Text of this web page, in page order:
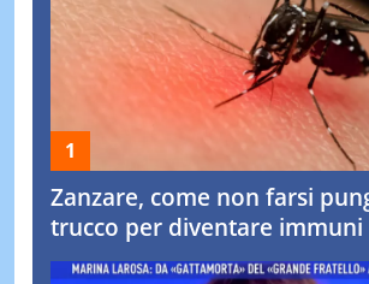
Zanzare, come non farsi
trucco per diventare immuni